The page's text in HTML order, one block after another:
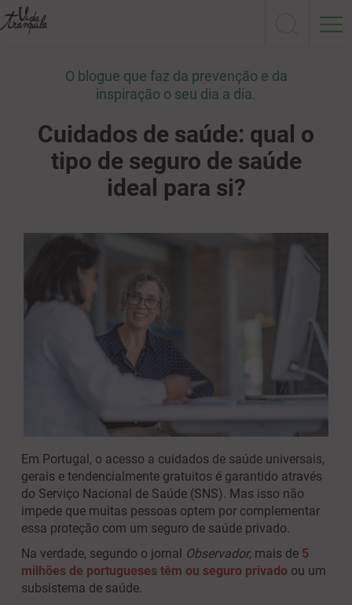
O blogue que faz da prevenção e da
inspiração o seu dia a dia.
Cuidados de saúde: qual o
tipo de seguro de saúde
ideal para si?
Em Portugal, o acesso a cuidados de saúde universais,
gerais e tendencialmente gratuitos é garantido através
do Serviço Nacional de Saúde (SNS). Mas isso não
impede que muitas pessoas optem por complementar
essa proteção com um seguro de saúde privado.
Na verdade, segundo o jornal Observador, mais de 5
milhões de portugueses têm ou seguro privado ou um
subsistema de saúde.